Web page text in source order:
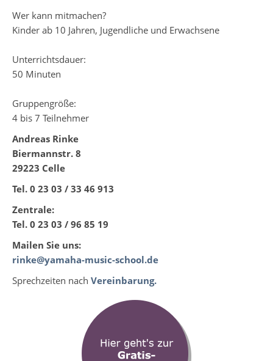
Wer kann mitmachen?
Kinder ab 10 Jahren, Jugendliche und Erwachsene
Unterrichtsdauer:
50 Minuten
Gruppengröße:
4 bis 7 Teilnehmer
Andreas Rinke
Biermannstr. 8
29223 Celle
Tel. 0 23 03 / 33 46 913
Zentrale:
Tel. 0 23 03 / 96 85 19
Mailen Sie uns:
rinke@yamaha-music-school.de
Sprechzeiten nach Vereinbarung.